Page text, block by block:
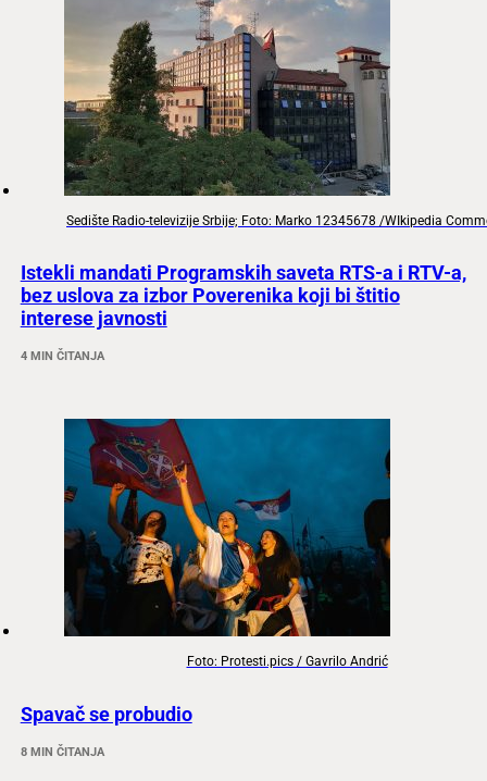
Sedište Radio-televizije Srbije; Foto: Marko 12345678 /WIkipedia
Istekli mandati Programskih saveta RTS-a i RTV-a,
bez uslova za izbor Poverenika koji bi štitio
interese javnosti
4 MIN ČITANJA
Foto: Protesti.pics / Gavrilo Andrić
Spavač se probudio
8 MIN ČITANJA